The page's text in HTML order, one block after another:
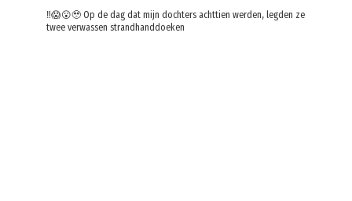
‼️😱😮🥹 Op de dag dat mijn dochters achttien werden, legden ze
twee verwassen strandhanddoeken